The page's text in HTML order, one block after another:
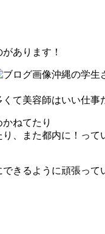
あります！
沖縄の学生
て美容師はいい仕事
ねてたり
、また都内に！って
きるように頑張って